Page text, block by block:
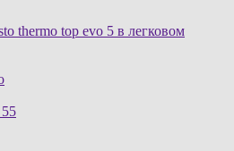
thermo top evo 5 в легковом